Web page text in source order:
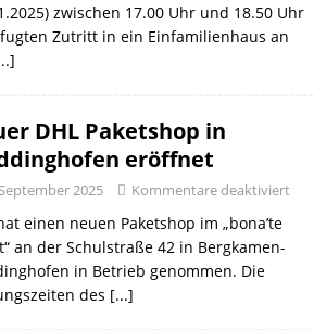
zwischen 17.00 Uhr und 18.50 Uhr
Zutritt in ein Einfamilienhaus an
DHL Paketshop in
eröffnet
2025 Kommentare deaktiviert
einen neuen Paketshop im „bona’te
an der Schulstraße 42 in Bergkamen-
in Betrieb genommen. Die
des [...]